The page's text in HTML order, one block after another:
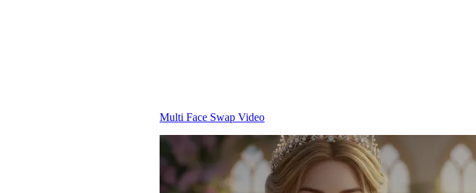
Multi Face Swap Video